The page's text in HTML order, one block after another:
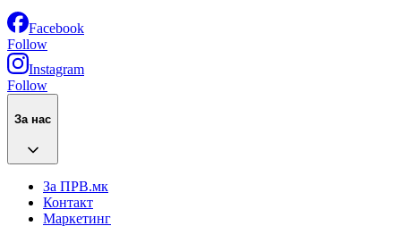
Facebook
Follow
Instagram
Follow
За нас
За ПРВ.мк
Контакт
Маркетинг